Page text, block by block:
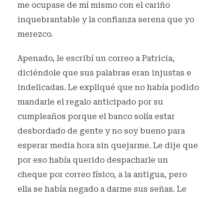
me ocupase de mí mismo con el cariño
inquebrantable y la confianza serena que yo
merezco.
Apenado, le escribí un correo a Patricia,
diciéndole que sus palabras eran injustas e
indelicadas. Le expliqué que no había podido
mandarle el regalo anticipado por su
cumpleaños porque el banco solía estar
desbordado de gente y no soy bueno para
esperar media hora sin quejarme. Le dije que
por eso había querido despacharle un
cheque por correo físico, a la antigua, pero
ella se había negado a darme sus señas. Le